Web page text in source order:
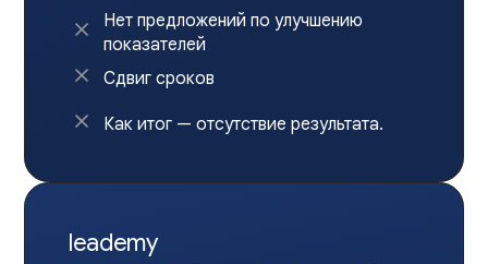
Нет предложений по улучшению
показателей
Сдвиг сроков
Как итог — отсутствие результата.
leademy